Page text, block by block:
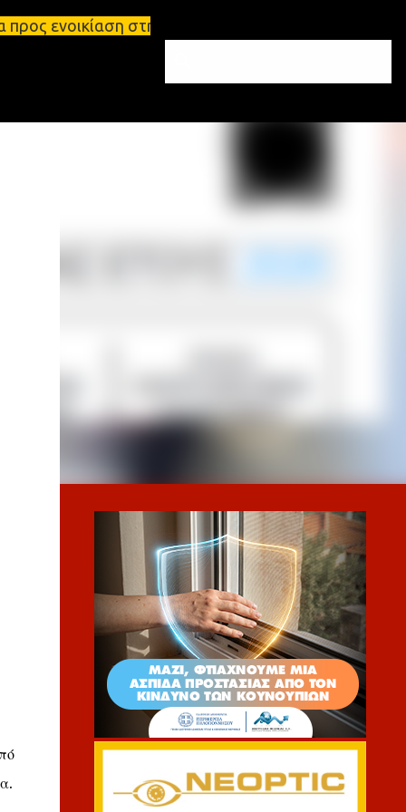
στη Σπάρτη Ενοικιάσεις διαμερισμάτων